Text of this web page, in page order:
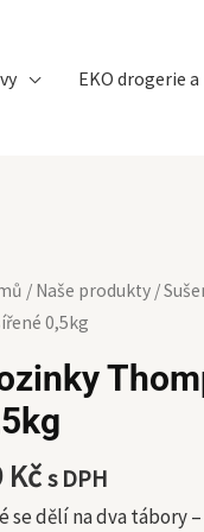
EKO drogerie
/ Naše produkty/
0,5kg
Kčs DPH
se dělí na dva